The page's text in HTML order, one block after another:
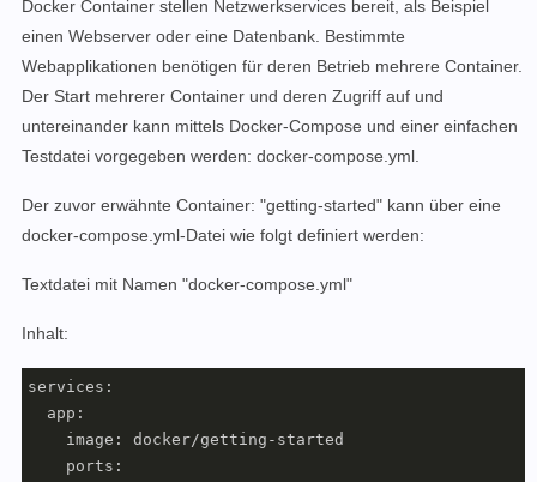
Docker Container stellen Netzwerkservices bereit, als Beispiel
einen Webserver oder eine Datenbank. Bestimmte
Webapplikationen benötigen für deren Betrieb mehrere Container.
Der Start mehrerer Container und deren Zugriff auf und
untereinander kann mittels Docker-Compose und einer einfachen
Testdatei vorgegeben werden: docker-compose.yml.
Der zuvor erwähnte Container: "getting-started" kann über eine
docker-compose.yml-Datei wie folgt definiert werden:
Textdatei mit Namen "docker-compose.yml"
Inhalt:
services:
  app:
    image: docker/getting-started
    ports: